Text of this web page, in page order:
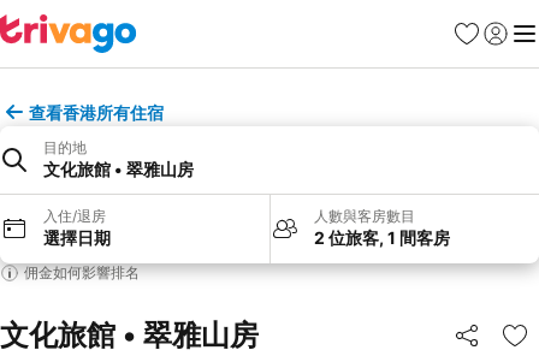
收藏夾
登入 選
查看香港所有住宿
目的地
文化旅館 • 翠雅山房
入住/退房
選擇日期
人數與客房數目
2 位旅客, 1 間客房
佣金如何影響排名
文化旅館 • 翠雅山房 分享
放